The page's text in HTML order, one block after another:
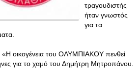
τραγουδιστής
ήταν γνωστός
για τα
«Η οικογένεια του ΟΛΥΜΠΙΑΚΟΥ πενθεί
για το χαμό του Δημήτρη Μητροπάνου.